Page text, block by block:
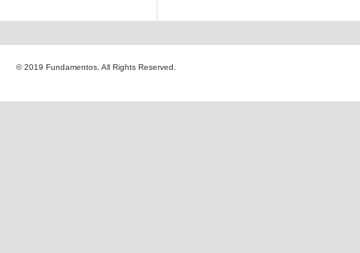
© 2019 Fundamentos. All Rights Reserved.